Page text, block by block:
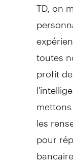
toutes
profit
les
pour